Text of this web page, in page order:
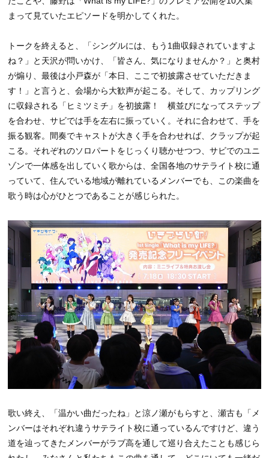
まって見ていたエピソードを明かしてくれた。
トークを終えると、「シングルには、もう1曲収録されていますよ
ね？」と天沢が問いかけ、「皆さん、気になりませんか？」と奥村
が煽り、最後は小戸森が「本日、ここで初披露させていただきま
す！」と言うと、会場から大歓声が起こる。そして、カップリング
に収録される「ヒミツミチ」を初披露！ 横並びになってステップ
を合わせ、サビでは手を左右に振っていく。それに合わせて、手を
振る観客。間奏でキャストが大きく手を合わせれば、クラップが起
こる。それぞれのソロパートをじっくり聴かせつつ、サビでのユニ
ゾンで一体感を出していく歌からは、全国各地のサテライト校に通
っていて、住んでいる地域が離れているメンバーでも、この楽曲を
歌う時は心がひとつであることが感じられた。
歌い終え、「温かい曲だったね」と涼ノ瀬がもらすと、瀬古も「メ
ンバーはそれぞれ違うサテライト校に通っているんですけど、違う
道を辿ってきたメンバーがラブ高を通して巡り合えたことも感じら